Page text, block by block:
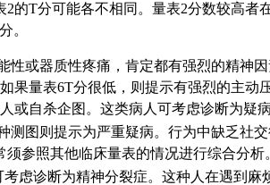
的T分可能各不相同。量表2分数较高
。
性或器质性疼痛，肯定都有强烈的精
果量表6T分很低，则提示有强烈的主
或自杀企图。这类病人可考虑诊断为疑
测图则提示为严重疑病。行为中缺乏社
参照其他临床量表的情况进行综合分析
虑诊断为精神分裂症。这种人在遇到